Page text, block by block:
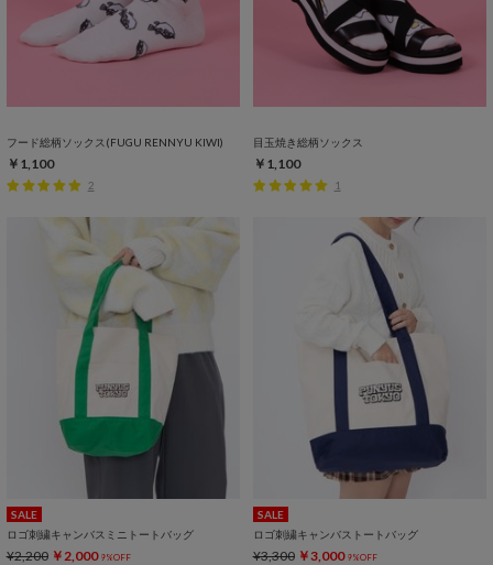
フード総柄ソックス(FUGU RENNYU KIWI)
￥1,100
2
目玉焼き総柄ソックス
￥1,100
1
SALE
ロゴ刺繍キャンバスミニトートバッグ
¥2,200 ￥2,000 9%OFF
SALE
ロゴ刺繍キャンバストートバッグ
¥3,300 ￥3,000 9%OFF